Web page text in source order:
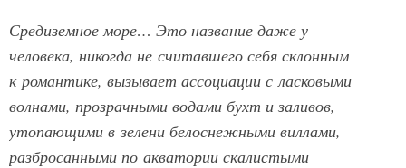
Средиземное море… Это название даже у
человека, никогда не считавшего себя склонным
к романтике, вызывает ассоциации с ласковыми
волнами, прозрачными водами бухт и заливов,
утопающими в зелени белоснежными виллами,
разбросанными по акватории скалистыми